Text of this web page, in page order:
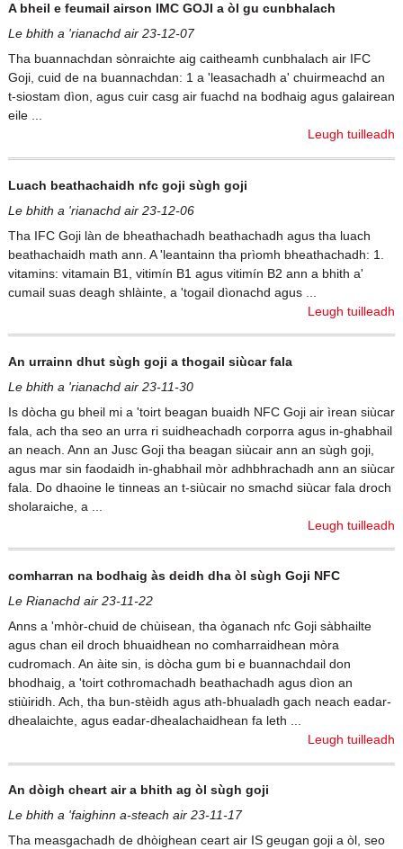
A bheil e feumail airson IMC GOJI a òl gu cunbhalach
Le bhith a 'rianachd air 23-12-07
Tha buannachdan sònraichte aig caitheamh cunbhalach air IFC
Goji, cuid de na buannachdan: 1 a 'leasachadh a' chuirmeachd an
t-siostam dìon, agus cuir casg air fuachd na bodhaig agus galairean
eile ...
Leugh tuilleadh
Luach beathachaidh nfc goji sùgh goji
Le bhith a 'rianachd air 23-12-06
Tha IFC Goji làn de bheathachadh beathachadh agus tha luach
beathachaidh math ann. A 'leantainn tha prìomh bheathachadh: 1.
vitamins: vitamain B1, vitimín B1 agus vitimín B2 ann a bhith a'
cumail suas deagh shlàinte, a 'togail dìonachd agus ...
Leugh tuilleadh
An urrainn dhut sùgh goji a thogail siùcar fala
Le bhith a 'rianachd air 23-11-30
Is dòcha gu bheil mi a 'toirt beagan buaidh NFC Goji air ìrean siùcar
fala, ach tha seo an urra ri suidheachadh corporra agus in-ghabhail
an neach. Ann an Jusc Goji tha beagan siùcair ann an sùgh goji,
agus mar sin faodaidh in-ghabhail mòr adhbhrachadh ann an siùcar
fala. Do dhaoine le tinneas an t-siùcair no smachd siùcar fala droch
sholaraiche, a ...
Leugh tuilleadh
comharran na bodhaig às deidh dha òl sùgh Goji NFC
Le Rianachd air 23-11-22
Anns a 'mhòr-chuid de chùisean, tha òganach nfc Goji sàbhailte
agus chan eil droch bhuaidhean no comharraidhean mòra
cudromach. An àite sin, is dòcha gum bi e buannachdail don
bhodhaig, a 'toirt cothromachadh beathachadh agus dìon an
stiùiridh. Ach, tha bun-stèidh agus ath-bhualadh gach neach eadar-
dhealaichte, agus eadar-dhealachaidhean fa leth ...
Leugh tuilleadh
An dòigh cheart air a bhith ag òl sùgh goji
Le bhith a 'faighinn a-steach air 23-11-17
Tha measgachadh de dhòighean ceart air IS geugan goji a òl, seo